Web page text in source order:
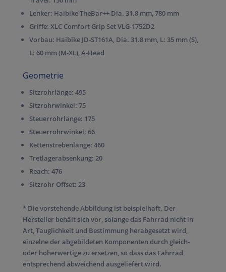
Lenker: Haibike TheBar++ Dia. 31.8 mm, 780 mm
Griffe: XLC Comfort Grip Set VLG-1752D2
Vorbau: Haibike JD-ST161A, Dia. 31.8 mm, L: 35 mm (S),
L: 60 mm (M-XL), A-Head
Geometrie
Sitzrohrlänge: 495
Sitzrohrwinkel: 75
Steuerrohrlänge: 175
Steuerrohrwinkel: 66
Kettenstrebenlänge: 460
Tretlagerabsenkung: 20
Reach: 476
Sitzrohr Offset: 23
* Die vorstehende Abbildung ist beispielhaft. Der
Hersteller behält sich vor, solange das Fahrrad nicht in
Art, Tauglichkeit und Bestimmung herabgesetzt wird,
einzelne der abgebildeten Komponenten durch gleich-
oder höherwertige zu ersetzen, so dass das Fahrrad
entsprechend abweichend ausgeliefert wird.